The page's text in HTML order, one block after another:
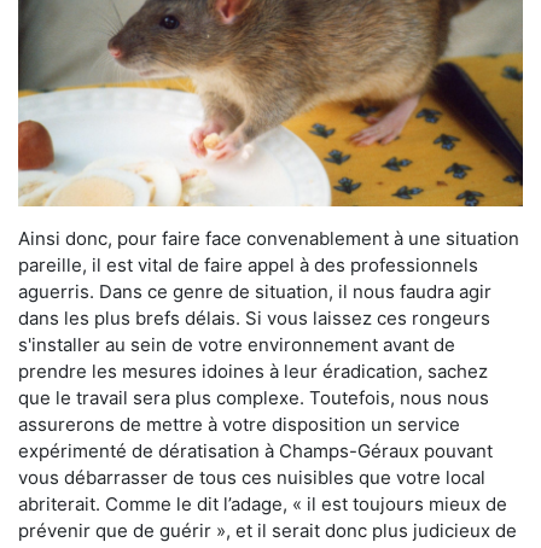
Ainsi donc, pour faire face convenablement à une situation
pareille, il est vital de faire appel à des professionnels
aguerris. Dans ce genre de situation, il nous faudra agir
dans les plus brefs délais. Si vous laissez ces rongeurs
s'installer au sein de votre environnement avant de
prendre les mesures idoines à leur éradication, sachez
que le travail sera plus complexe. Toutefois, nous nous
assurerons de mettre à votre disposition un service
expérimenté de dératisation à Champs-Géraux pouvant
vous débarrasser de tous ces nuisibles que votre local
abriterait. Comme le dit l’adage, « il est toujours mieux de
prévenir que de guérir », et il serait donc plus judicieux de